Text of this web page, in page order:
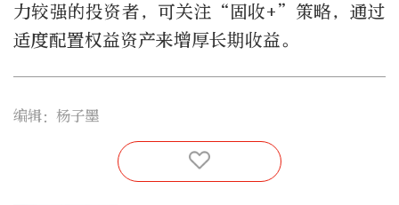
力较强的投资者，可关注“固收+”策略，通过
适度配置权益资产来增厚长期收益。
编辑：杨子墨